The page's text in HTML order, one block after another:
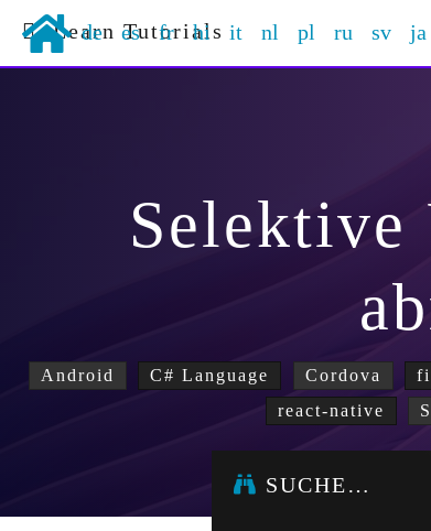
Learn Tutorials
de es fr hi it nl pl ru sv ja
Selektive
Android C# Language Cordova
react-native
SUCHE…